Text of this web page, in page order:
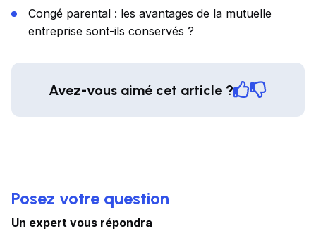
Congé parental : les avantages de la mutuelle
entreprise sont-ils conservés ?
Avez-vous aimé cet article ?
Posez votre question
Un expert vous répondra